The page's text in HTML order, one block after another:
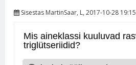
Sisestas MartinSaar, L, 2017-10-28 19:15